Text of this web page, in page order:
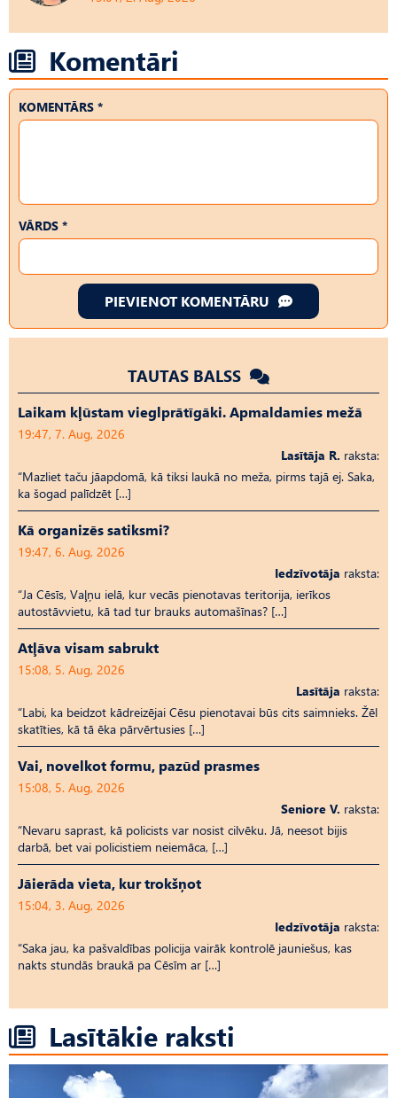
Komentāri
KOMENTĀRS *
VĀRDS *
PIEVIENOT KOMENTĀRU
TAUTAS BALSS
Laikam kļūstam vieglprātīgāki. Apmaldamies mežā
19:47, 7. Aug, 2026
Lasītāja R. raksta:
“Mazliet taču jāapdomā, kā tiksi laukā no meža, pirms tajā ej. Saka,
ka šogad palīdzēt […]
Kā organizēs satiksmi?
19:47, 6. Aug, 2026
Iedzīvotāja raksta:
“Ja Cēsīs, Vaļņu ielā, kur vecās pienotavas teritorija, ierīkos
autostāvvietu, kā tad tur brauks automašīnas? […]
Atļāva visam sabrukt
15:08, 5. Aug, 2026
Lasītāja raksta:
“Labi, ka beidzot kādreizējai Cēsu pienotavai būs cits saimnieks. Žēl
skatīties, kā tā ēka pārvērtusies […]
Vai, novelkot formu, pazūd prasmes
15:08, 5. Aug, 2026
Seniore V. raksta:
“Nevaru saprast, kā policists var nosist cilvēku. Jā, neesot bijis
darbā, bet vai policistiem neiemāca, […]
Jāierāda vieta, kur trokšņot
15:04, 3. Aug, 2026
Iedzīvotāja raksta:
“Saka jau, ka pašvaldības policija vairāk kontrolē jauniešus, kas
nakts stundās braukā pa Cēsīm ar […]
Lasītākie raksti